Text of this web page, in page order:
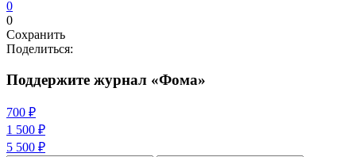
0
0
Сохранить
Поделиться:
Поддержите журнал «Фома»
700 ₽
1 500 ₽
5 500 ₽